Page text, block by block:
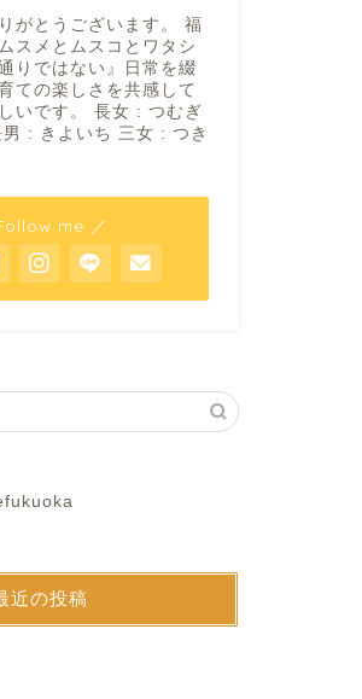
がとうございます。 福
スメとムスコとワタシ
りではない』日常を綴
ての楽しさを共感して
いです。 長女 : つむぎ
: きよいち 三女 : つき
me ／
近の投稿